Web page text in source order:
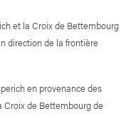
et la Croix de Bettembourg
direction de la frontière
en provenance des
Croix de Bettembourg de